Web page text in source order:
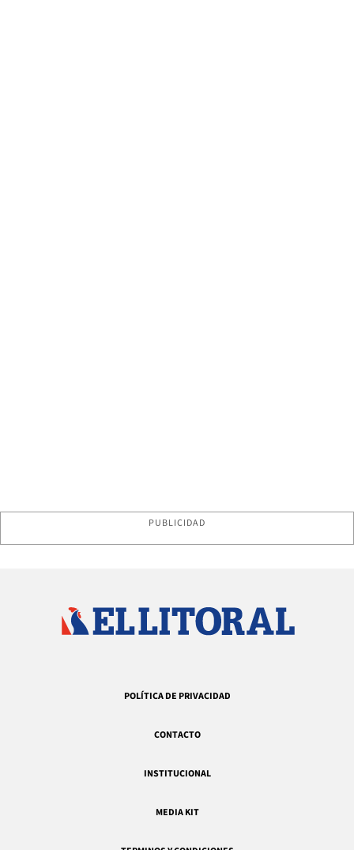
PUBLICIDAD
POLÍTICA DE PRIVACIDAD
CONTACTO
INSTITUCIONAL
MEDIA KIT